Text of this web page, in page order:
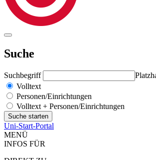
Suche
Suchbegriff
Volltext
Personen/Einrichtungen
Volltext + Personen/Einrichtungen
Uni-Start-Portal
MENÜ
INFOS FÜR